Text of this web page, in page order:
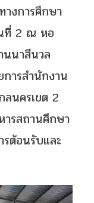
งการศึกษา
ที่ 2 ณ หอ
นนาสีนวล
ารสำนักงาน
นครเขต 2
ารสถานศึกษา
รต้อนรับและ